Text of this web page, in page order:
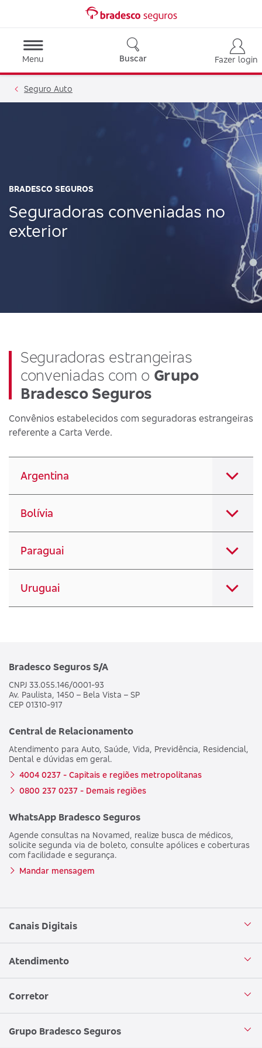
Menu Buscar Fazer login
Seguro Auto
BRADESCO SEGUROS
Seguradoras conveniadas no
exterior
Seguradoras estrangeiras
conveniadas com o Grupo
Bradesco Seguros
Convênios estabelecidos com seguradoras estrangeiras
referente a Carta Verde.
Argentina
Bolívia
Paraguai
Uruguai
Bradesco Seguros S/A
CNPJ 33.055.146/0001-93
Av. Paulista, 1450 – Bela Vista – SP
CEP 01310-917
Central de Relacionamento
Atendimento para Auto, Saúde, Vida, Previdência, Residencial,
Dental e dúvidas em geral.
4004 0237 - Capitais e regiões metropolitanas
0800 237 0237 - Demais regiões
WhatsApp Bradesco Seguros
Agende consultas na Novamed, realize busca de médicos,
solicite segunda via de boleto, consulte apólices e coberturas
com facilidade e segurança.
Mandar mensagem
Canais Digitais
Aplicativo Bradesco Seguros
WhatsApp
Atendimento
Central de Atendimento
Corretor
Seja um corretor
Grupo Bradesco Seguros